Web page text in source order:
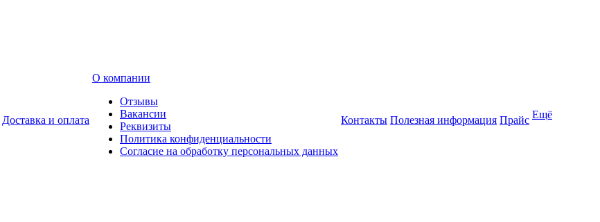
Доставка и оплата
О компании
Отзывы
Вакансии
Реквизиты
Политика конфиденциальности
Согласие на обработку персональных данных
Контакты Полезная информация Прайс Ещё